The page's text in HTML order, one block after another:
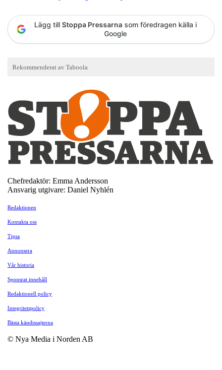
Lägg till Stoppa Pressarna som föredragen källa i
Google
Chefredaktör: Emma Andersson
Ansvarig utgivare: Daniel Nyhlén
Redaktionen
Kontakta oss
Tipsa
Annonsera
Vår historia
Sponsrat innehåll
Redaktionell policy
Integritetspolicy
Bästa kändissajterna
© Nya Media i Norden AB